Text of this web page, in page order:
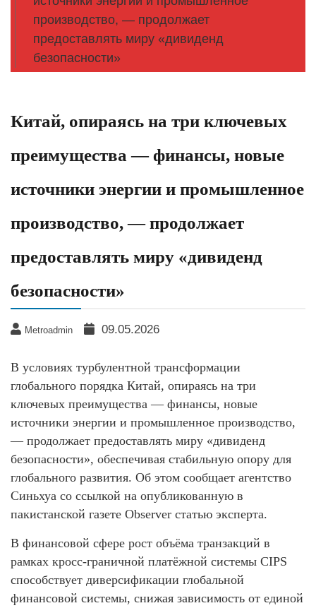
производство, — продолжает
предоставлять миру «дивиденд
безопасности»
Китай, опираясь на три ключевых
преимущества — финансы, новые
источники энергии и промышленное
производство, — продолжает
предоставлять миру «дивиденд
безопасности»
Metroadmin 09.05.2026
В условиях турбулентной трансформации
глобального порядка Китай, опираясь на три
ключевых преимущества — финансы, новые
источники энергии и промышленное производство,
— продолжает предоставлять миру «дивиденд
безопасности», обеспечивая стабильную опору для
глобального развития. Об этом сообщает агентство
Синьхуа со ссылкой на опубликованную в
пакистанской газете Observer статью эксперта.
В финансовой сфере рост объёма транзакций в
рамках кросс-граничной платёжной системы CIPS
способствует диверсификации глобальной
финансовой системы, снижая зависимость от единой